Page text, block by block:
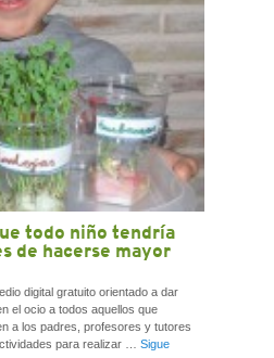
todo niño tendría
de hacerse mayor
digital gratuito orientado a dar
el ocio a todos aquellos que
a los padres, profesores y tutores
para realizar … Sigue